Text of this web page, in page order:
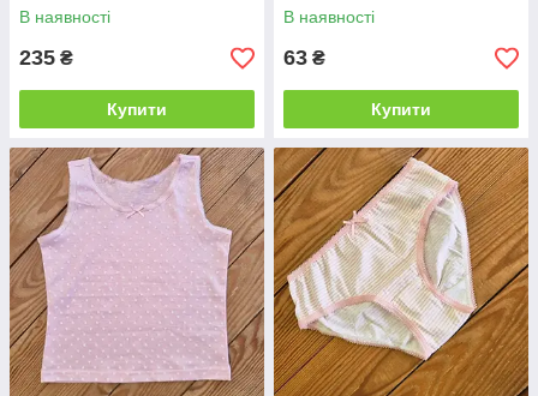
В наявності
235 ₴
Купити
В наявності
63 ₴
Купити